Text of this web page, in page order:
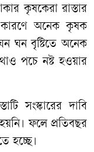
কৃষকেরা রাস্তার
কারণে অনেক কৃষক
ঘন বৃষ্টিতে অনেক
পচে নষ্ট হওয়ার
সংস্কারের দাবি
ফলে প্রতিবছর
হচ্ছে।